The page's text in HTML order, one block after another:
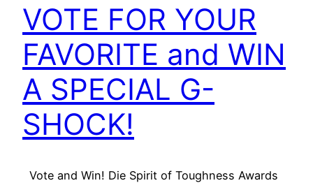
VOTE FOR YOUR
FAVORITE and WIN
A SPECIAL G-
SHOCK!
Vote and Win! Die Spirit of Toughness Awards